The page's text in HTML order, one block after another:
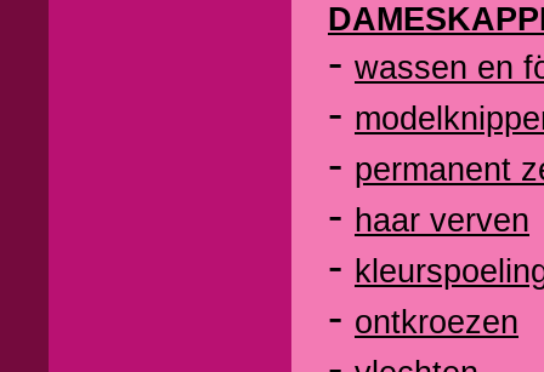
- wassen en
-
- permanent
- haar verven
-
- ontkroezen